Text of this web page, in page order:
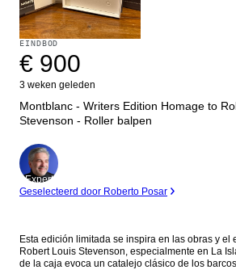
EINDBOD
€ 900
3 weken geleden
Montblanc - Writers Edition Homage to
Stevenson - Roller balpen
Expert
Geselecteerd door Roberto Posar
Esta edición limitada se inspira en las obras y el
Robert Louis Stevenson, especialmente en La
de la caja evoca un catalejo clásico de los